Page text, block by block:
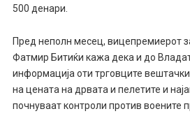
500 денари.
Пред неполн месец, вицепремиерот
Фатмир Битиќи кажа дека и до
информација оти трговците
на цената на дрвата и пелетите и
почнуваат контроли против воените